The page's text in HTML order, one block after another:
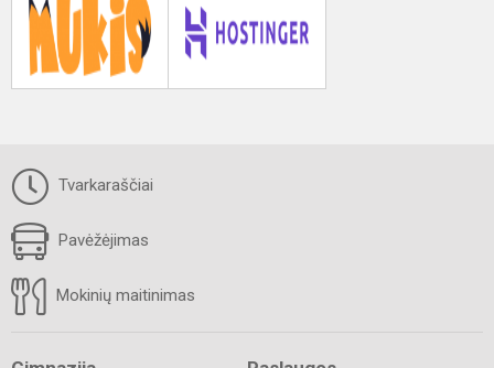
Tvarkaraščiai
Pavėžėjimas
Mokinių maitinimas